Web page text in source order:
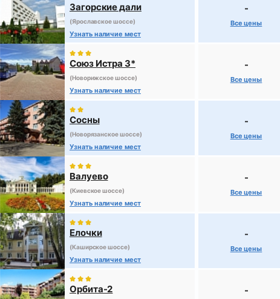
Загорские дали
(Ярославское шоссе)
Узнать наличие мест
-
Все цены
Союз Истра 3*
(Новорижское шоссе)
Узнать наличие мест
-
Все цены
Сосны
(Новорязанское шоссе)
Узнать наличие мест
-
Все цены
Валуево
(Киевское шоссе)
Узнать наличие мест
-
Все цены
Елочки
(Каширское шоссе)
Узнать наличие мест
-
Все цены
Орбита-2 -